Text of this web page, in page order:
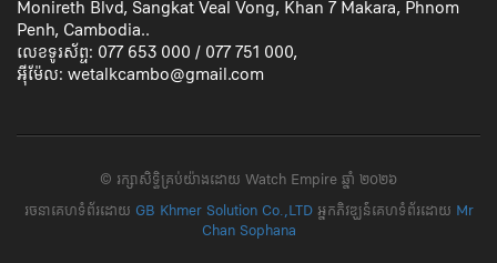
Monireth Blvd, Sangkat Veal Vong, Khan 7 Makara, Phnom
Penh, Cambodia..
លេខទូរស័ព្ទ: 077 653 000 / 077 751 000,
អ៊ីម៉ែល: wetalkcambo@gmail.com
​© រក្សា​សិទ្ធិ​គ្រប់​យ៉ាង​ដោយ​ Watch Empire ឆ្នាំ​ ២០២៦
រចនាគេហទំព័រដោយ GB Khmer Solution Co.,LTDអ្នកភិវឌ្ឃន៍គេហទំព័រដោយ Mr
Chan Sophana